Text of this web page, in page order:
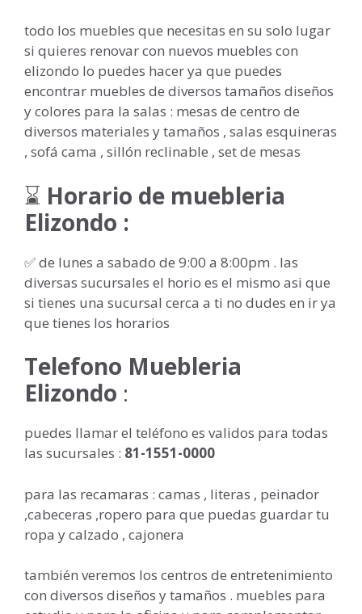
todo los muebles que necesitas en su solo lugar
si quieres renovar con nuevos muebles con
elizondo lo puedes hacer ya que puedes
encontrar muebles de diversos tamaños diseños
y colores para la salas : mesas de centro de
diversos materiales y tamaños , salas esquineras
, sofá cama , sillón reclinable , set de mesas
⌛ Horario de muebleria
Elizondo :
✅ de lunes a sabado de 9:00 a 8:00pm . las
diversas sucursales el horio es el mismo asi que
si tienes una sucursal cerca a ti no dudes en ir ya
que tienes los horarios
Telefono Muebleria
Elizondo :
puedes llamar el teléfono es validos para todas
las sucursales : 81-1551-0000
para las recamaras : camas , literas , peinador
,cabeceras ,ropero para que puedas guardar tu
ropa y calzado , cajonera
también veremos los centros de entretenimiento
con diversos diseños y tamaños . muebles para